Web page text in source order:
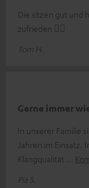
Die sitzen gut und
zufrieden 👍🏻
Tom H.
Gerne immer
In unserer Familie
Jahren im Einsatz.
Klangqualität
Pia S.